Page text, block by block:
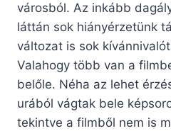
városból. Az inkább
láttán sok hiányérzetünk
változat is sok
Valahogy több van a
belőle. Néha az lehet
urából vágtak bele
tekintve a filmből nem is